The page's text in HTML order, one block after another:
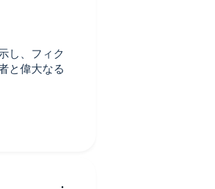
し、フィク
と偉大なる